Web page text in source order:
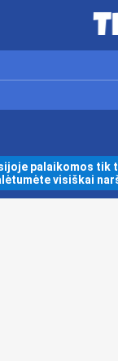
palaikomos
visiškai